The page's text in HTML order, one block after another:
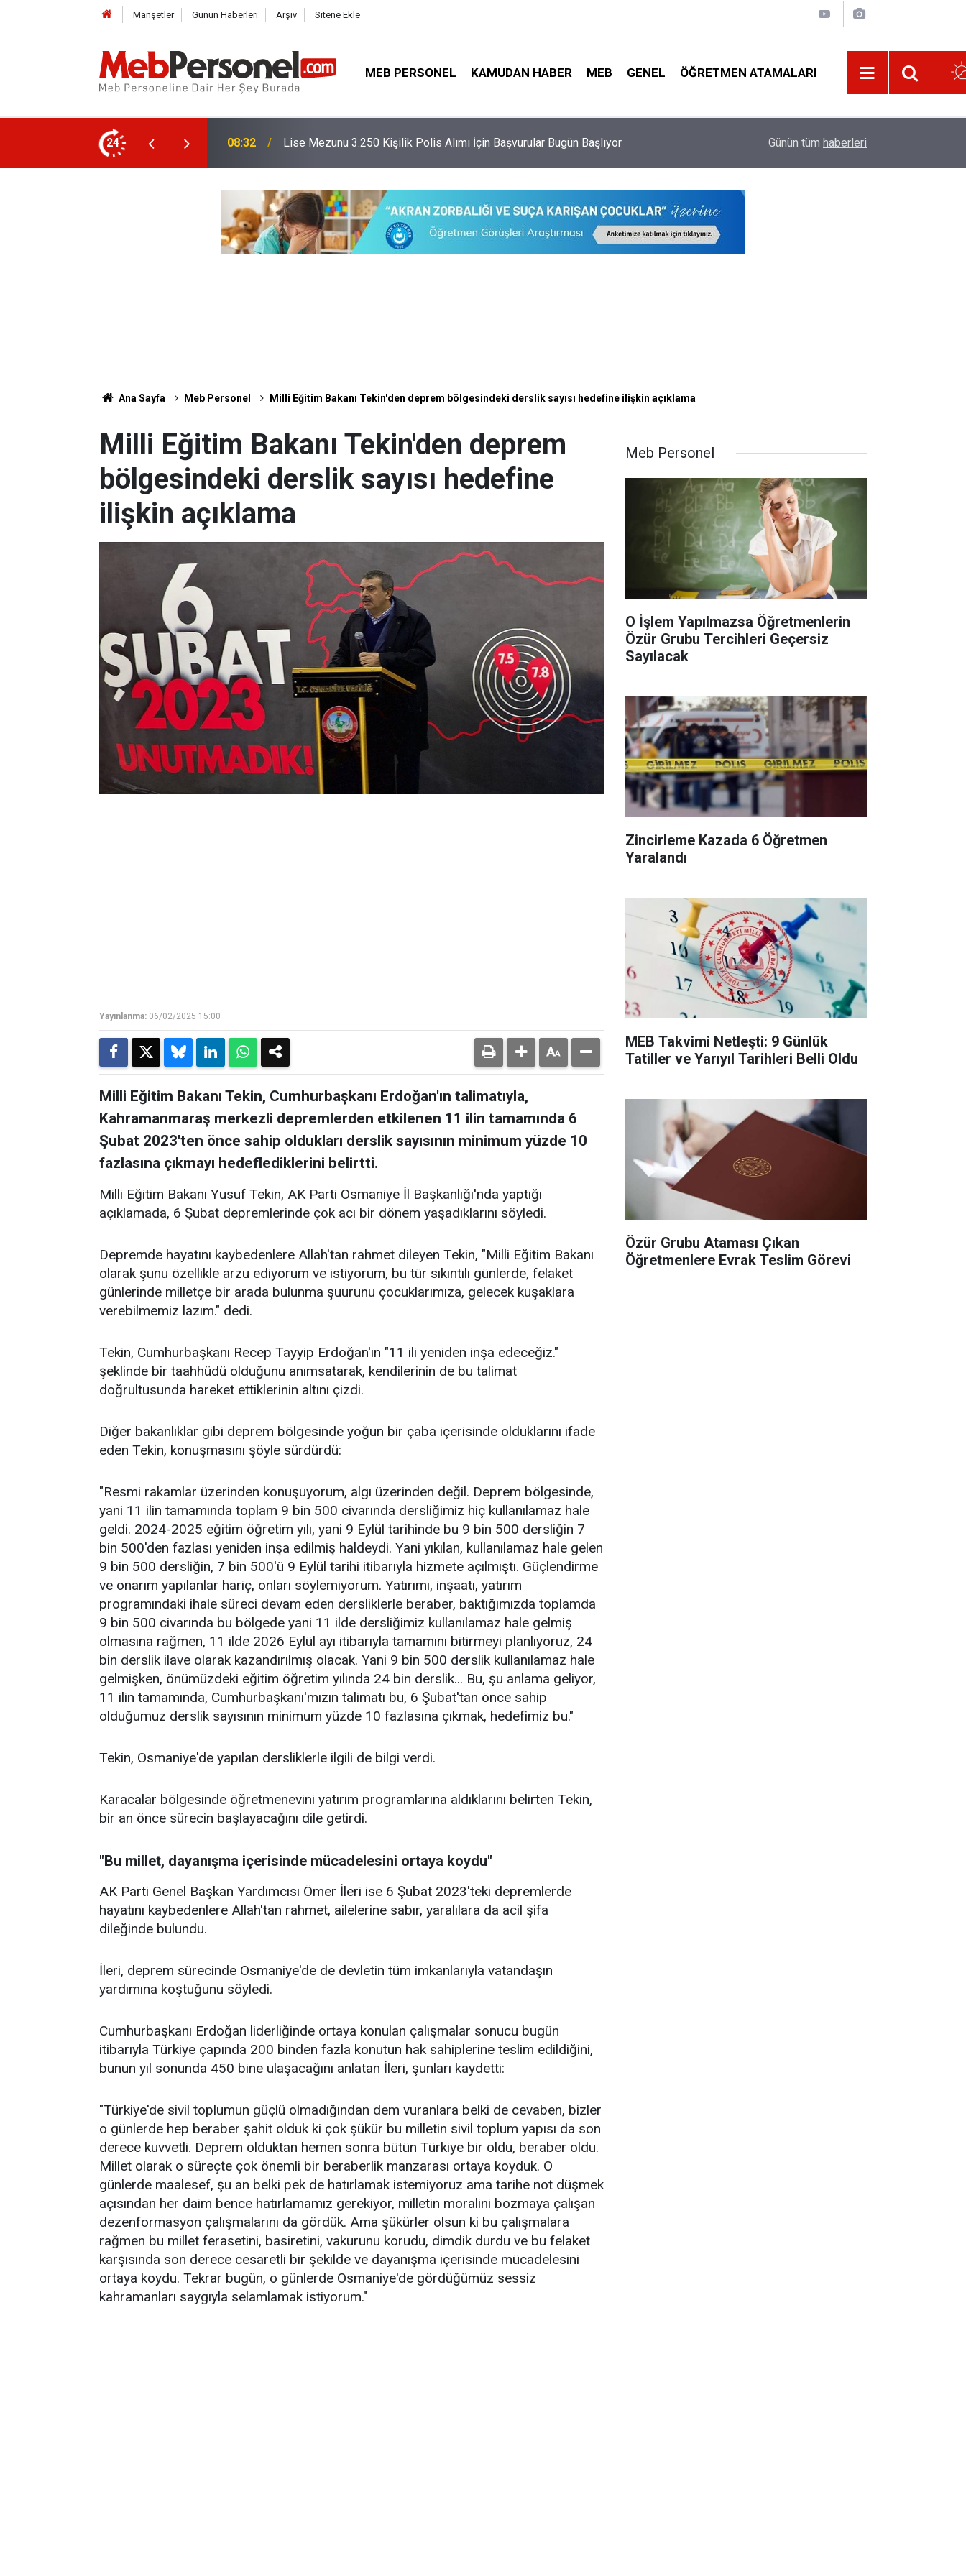
Manşetler Günün Haberleri Arşiv Sitene Ekle
MEB PERSONEL KAMUDAN HABER MEB GENEL ÖĞRETMEN ATAMALARI
24
İçin Başvurular Bugün Başlıyor 08:01 MEB Takvimi Netleşti: 9 Günlük Tatiller ve Yarıyıl Tarihleri Belli Oldu EGM Duyurdu 3250 Adet Polis Alımı Yapılacak
Günün tüm haberleri
Ana Sayfa Meb Personel Milli Eğitim Bakanı Tekin'den deprem bölgesindeki derslik sayısı hedefine ilişkin açıklama
Milli Eğitim Bakanı Tekin'den deprem
bölgesindeki derslik sayısı hedefine
ilişkin açıklama
Yayınlanma: 06/02/2025 15:00
Milli Eğitim Bakanı Tekin, Cumhurbaşkanı Erdoğan'ın talimatıyla,
Kahramanmaraş merkezli depremlerden etkilenen 11 ilin tamamında 6
Şubat 2023'ten önce sahip oldukları derslik sayısının minimum yüzde 10
fazlasına çıkmayı hedeflediklerini belirtti.
Milli Eğitim Bakanı Yusuf Tekin, AK Parti Osmaniye İl Başkanlığı'nda yaptığı
açıklamada, 6 Şubat depremlerinde çok acı bir dönem yaşadıklarını söyledi.
Depremde hayatını kaybedenlere Allah'tan rahmet dileyen Tekin, "Milli Eğitim Bakanı
olarak şunu özellikle arzu ediyorum ve istiyorum, bu tür sıkıntılı günlerde, felaket
günlerinde milletçe bir arada bulunma şuurunu çocuklarımıza, gelecek kuşaklara
verebilmemiz lazım." dedi.
Tekin, Cumhurbaşkanı Recep Tayyip Erdoğan'ın "11 ili yeniden inşa edeceğiz."
şeklinde bir taahhüdü olduğunu anımsatarak, kendilerinin de bu talimat
doğrultusunda hareket ettiklerinin altını çizdi.
Diğer bakanlıklar gibi deprem bölgesinde yoğun bir çaba içerisinde olduklarını ifade
eden Tekin, konuşmasını şöyle sürdürdü:
"Resmi rakamlar üzerinden konuşuyorum, algı üzerinden değil. Deprem bölgesinde,
yani 11 ilin tamamında toplam 9 bin 500 civarında dersliğimiz hiç kullanılamaz hale
geldi. 2024-2025 eğitim öğretim yılı, yani 9 Eylül tarihinde bu 9 bin 500 dersliğin 7
bin 500'den fazlası yeniden inşa edilmiş haldeydi. Yani yıkılan, kullanılamaz hale gelen
9 bin 500 dersliğin, 7 bin 500'ü 9 Eylül tarihi itibarıyla hizmete açılmıştı. Güçlendirme
ve onarım yapılanlar hariç, onları söylemiyorum. Yatırımı, inşaatı, yatırım
programındaki ihale süreci devam eden dersliklerle beraber, baktığımızda toplamda
9 bin 500 civarında bu bölgede yani 11 ilde dersliğimiz kullanılamaz hale gelmiş
olmasına rağmen, 11 ilde 2026 Eylül ayı itibarıyla tamamını bitirmeyi planlıyoruz, 24
bin derslik ilave olarak kazandırılmış olacak. Yani 9 bin 500 derslik kullanılamaz hale
gelmişken, önümüzdeki eğitim öğretim yılında 24 bin derslik... Bu, şu anlama geliyor,
11 ilin tamamında, Cumhurbaşkanı'mızın talimatı bu, 6 Şubat'tan önce sahip
olduğumuz derslik sayısının minimum yüzde 10 fazlasına çıkmak, hedefimiz bu."
Tekin, Osmaniye'de yapılan dersliklerle ilgili de bilgi verdi.
Karacalar bölgesinde öğretmenevini yatırım programlarına aldıklarını belirten Tekin,
bir an önce sürecin başlayacağını dile getirdi.
"Bu millet, dayanışma içerisinde mücadelesini ortaya koydu"
AK Parti Genel Başkan Yardımcısı Ömer İleri ise 6 Şubat 2023'teki depremlerde
hayatını kaybedenlere Allah'tan rahmet, ailelerine sabır, yaralılara da acil şifa
dileğinde bulundu.
İleri, deprem sürecinde Osmaniye'de de devletin tüm imkanlarıyla vatandaşın
yardımına koştuğunu söyledi.
Cumhurbaşkanı Erdoğan liderliğinde ortaya konulan çalışmalar sonucu bugün
itibarıyla Türkiye çapında 200 binden fazla konutun hak sahiplerine teslim edildiğini,
bunun yıl sonunda 450 bine ulaşacağını anlatan İleri, şunları kaydetti:
"Türkiye'de sivil toplumun güçlü olmadığından dem vuranlara belki de cevaben, bizler
o günlerde hep beraber şahit olduk ki çok şükür bu milletin sivil toplum yapısı da son
derece kuvvetli. Deprem olduktan hemen sonra bütün Türkiye bir oldu, beraber oldu.
Millet olarak o süreçte çok önemli bir beraberlik manzarası ortaya koyduk. O
günlerde maalesef, şu an belki pek de hatırlamak istemiyoruz ama tarihe not düşmek
açısından her daim bence hatırlamamız gerekiyor, milletin moralini bozmaya çalışan
dezenformasyon çalışmalarını da gördük. Ama şükürler olsun ki bu çalışmalara
rağmen bu millet ferasetini, basiretini, vakurunu korudu, dimdik durdu ve bu felaket
karşısında son derece cesaretli bir şekilde ve dayanışma içerisinde mücadelesini
ortaya koydu. Tekrar bugün, o günlerde Osmaniye'de gördüğümüz sessiz
kahramanları saygıyla selamlamak istiyorum."
Meb Personel
O İşlem Yapılmazsa Öğretmenlerin
Özür Grubu Tercihleri Geçersiz
Sayılacak
Zincirleme Kazada 6 Öğretmen
Yaralandı
MEB Takvimi Netleşti: 9 Günlük
Tatiller ve Yarıyıl Tarihleri Belli Oldu
Özür Grubu Ataması Çıkan
Öğretmenlere Evrak Teslim Görevi